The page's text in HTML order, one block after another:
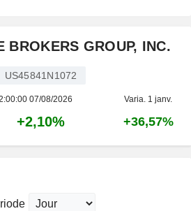
BROKERS GROUP, INC.
US45841N1072
07/08/2026 Varia. 1 janv.
+2,10% +36,57%